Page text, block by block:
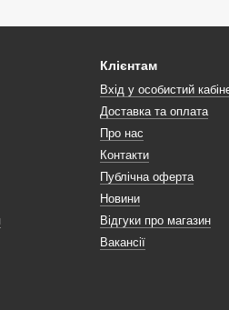
Клієнтам
Вхід у особистий
Доставка та оплата
Про нас
Контакти
Публічна оферта
Новини
Відгуки про магазин
Вакансії